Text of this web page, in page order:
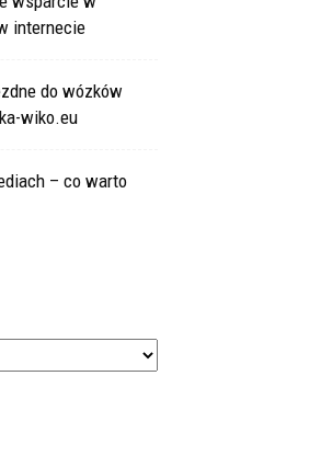
internecie
do wózków
wiko.eu
– co warto